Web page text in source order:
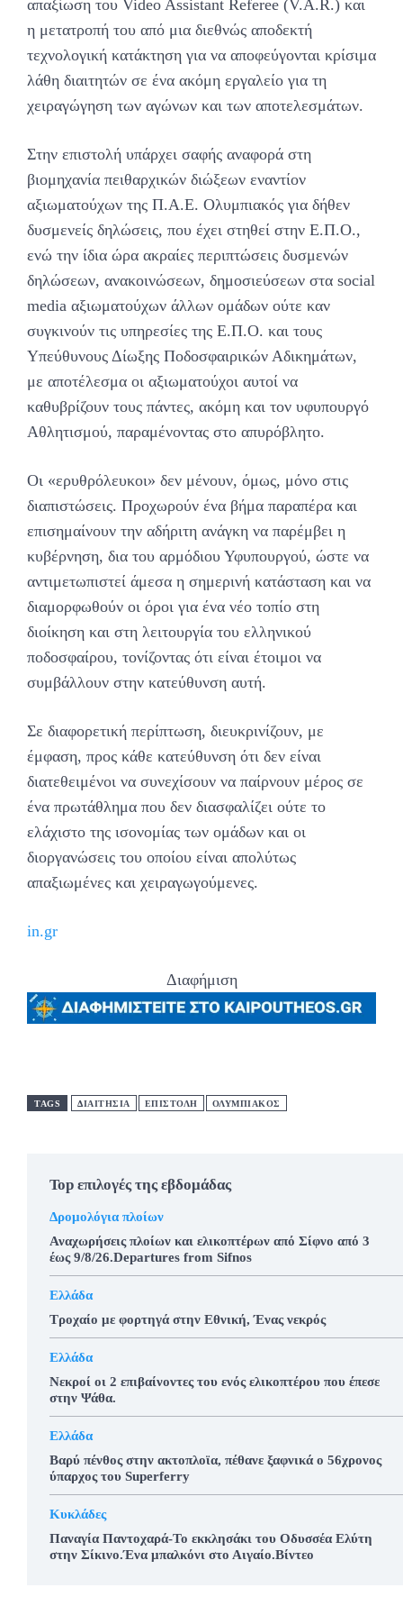
απαξίωση του Video Assistant Referee (V.A.R.) και
η μετατροπή του από μια διεθνώς αποδεκτή
τεχνολογική κατάκτηση για να αποφεύγονται κρίσιμα
λάθη διαιτητών σε ένα ακόμη εργαλείο για τη
χειραγώγηση των αγώνων και των αποτελεσμάτων.
Στην επιστολή υπάρχει σαφής αναφορά στη
βιομηχανία πειθαρχικών διώξεων εναντίον
αξιωματούχων της Π.Α.Ε. Ολυμπιακός για δήθεν
δυσμενείς δηλώσεις, που έχει στηθεί στην Ε.Π.Ο.,
ενώ την ίδια ώρα ακραίες περιπτώσεις δυσμενών
δηλώσεων, ανακοινώσεων, δημοσιεύσεων στα social
media αξιωματούχων άλλων ομάδων ούτε καν
συγκινούν τις υπηρεσίες της Ε.Π.Ο. και τους
Υπεύθυνους Δίωξης Ποδοσφαιρικών Αδικημάτων,
με αποτέλεσμα οι αξιωματούχοι αυτοί να
καθυβρίζουν τους πάντες, ακόμη και τον υφυπουργό
Αθλητισμού, παραμένοντας στο απυρόβλητο.
Οι «ερυθρόλευκοι» δεν μένουν, όμως, μόνο στις
διαπιστώσεις. Προχωρούν ένα βήμα παραπέρα και
επισημαίνουν την αδήριτη ανάγκη να παρέμβει η
κυβέρνηση, δια του αρμόδιου Υφυπουργού, ώστε να
αντιμετωπιστεί άμεσα η σημερινή κατάσταση και να
διαμορφωθούν οι όροι για ένα νέο τοπίο στη
διοίκηση και στη λειτουργία του ελληνικού
ποδοσφαίρου, τονίζοντας ότι είναι έτοιμοι να
συμβάλλουν στην κατεύθυνση αυτή.
Σε διαφορετική περίπτωση, διευκρινίζουν, με
έμφαση, προς κάθε κατεύθυνση ότι δεν είναι
διατεθειμένοι να συνεχίσουν να παίρνουν μέρος σε
ένα πρωτάθλημα που δεν διασφαλίζει ούτε το
ελάχιστο της ισονομίας των ομάδων και οι
διοργανώσεις του οποίου είναι απολύτως
απαξιωμένες και χειραγωγούμενες.
in.gr
Διαφήμιση
TAGS ΔΙΑΙΤΗΣΙΑ ΕΠΙΣΤΟΛΗ ΟΛΥΜΠΙΑΚΟΣ
Top επιλογές της εβδομάδας
Δρομολόγια πλοίων
Αναχωρήσεις πλοίων και ελικοπτέρων από Σίφνο από 3
έως 9/8/26.Departures from Sifnos
Ελλάδα
Τροχαίο με φορτηγά στην Εθνική, Ένας νεκρός
Ελλάδα
Νεκροί οι 2 επιβαίνοντες του ενός ελικοπτέρου που έπεσε
στην Ψάθα.
Ελλάδα
Βαρύ πένθος στην ακτοπλοϊα, πέθανε ξαφνικά ο 56χρονος
ύπαρχος του Superferry
Κυκλάδες
Παναγία Παντοχαρά-Το εκκλησάκι του Οδυσσέα Ελύτη
στην Σίκινο.Ένα μπαλκόνι στο Αιγαίο.Βίντεο